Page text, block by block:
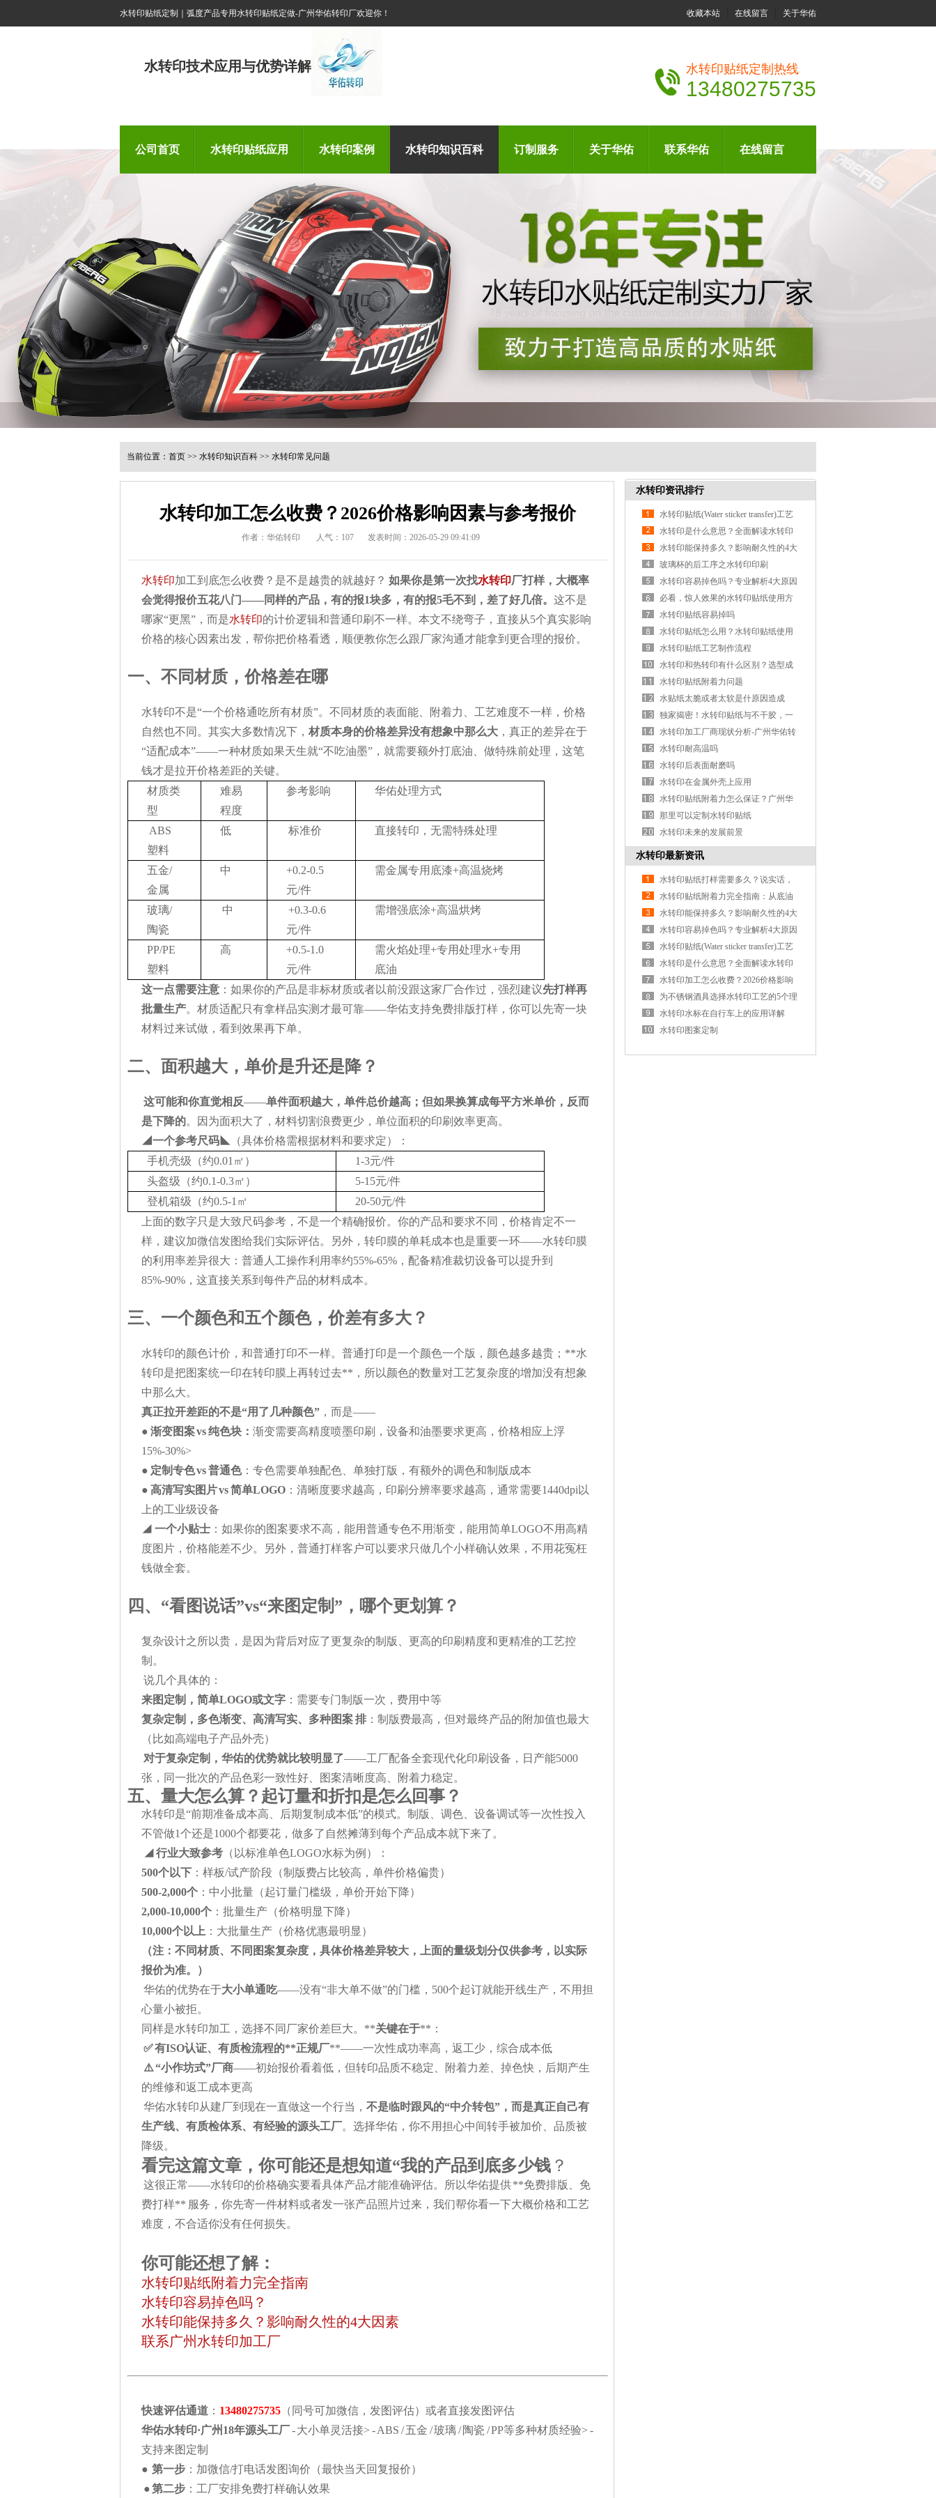
水转印贴纸定制｜弧度产品专用水转印贴纸定做-广州华佑转印厂欢迎你！ 收藏本站 在线留言 关于华佑
水转印技术应用与优势详解 水转印贴纸定制热线
13480275735
公司首页 水转印贴纸应用 水转印案例 水转印知识百科 订制服务 关于华佑 联系华佑 在线留言
当前位置： 首页 >> 水转印知识百科 >> 水转印常见问题
水转印加工怎么收费？2026价格影响因素与参考报价
作者：华佑转印 人气：107 发表时间：2026-05-29 09:41:09
水转印加工到底怎么收费？是不是越贵的就越好？ 如果你是第一次找水转印厂打样，大概率
会觉得报价五花八门——同样的产品，有的报1块多，有的报5毛不到，差了好几倍。 这不是
哪家“更黑”，而是水转印的计价逻辑和普通印刷不一样。本文不绕弯子，直接从5个真实影响
价格的核心因素出发，帮你把价格看透，顺便教你怎么跟厂家沟通才能拿到更合理的报价。
一、不同材质，价格差在哪
水转印不是“一个价格通吃所有材质”。不同材质的表面能、附着力、工艺难度不一样，价格
自然也不同。其实大多数情况下， 材质本身的价格差异没有想象中那么大 ，真正的差异在于
“适配成本”——一种材质如果天生就“不吃油墨”，就需要额外打底油、做特殊前处理，这笔
钱才是拉开价格差距的关键。
材质类
型
难易
程度
参考影响 华佑处理方式
ABS
塑料
低 标准价 直接转印，无需特殊处理
五金/
金属
中
+0.2-0.5
元/件
需金属专用底漆+高温烧烤
玻璃/
陶瓷
中
+0.3-0.6
元/件
需增强底涂+高温烘烤
PP/PE
塑料
高
+0.5-1.0
元/件
需火焰处理+专用处理水+专用
底油
这一点需要注意 ：如果你的产品是非标材质或者以前没跟这家厂合作过，强烈建议先打样再
批量生产。材质适配只有拿样品实测才最可靠——华佑支持免费排版打样，你可以先寄一块
材料过来试做，看到效果再下单。
二、面积越大，单价是升还是降？
这可能和你直觉相反——单件面积越大，单件总价越高；但如果换算成每平方米单价，反而
是下降的。因为面积大了，材料切割浪费更少，单位面积的印刷效率更高。
◢一个参考尺码◣
（具体价格需根据材料和要求定）：
手机壳级（约0.01㎡）
1-3元/件
头盔级（约0.1-0.3㎡）
5-15元/件
登机箱级（约0.5-1㎡
20-50元/件
上面的数字只是大致尺码参考，不是一个精确报价。你的产品和要求不同，价格肯定不一
样，建议加微信发图给我们实际评估。另外，转印膜的单耗成本也是重要一环——水转印膜
的利用率差异很大：普通人工操作利用率约55%-65%，配备精准裁切设备可以提升到
85%-90%，这直接关系到每件产品的材料成本。
三、一个颜色和五个颜色，价差有多大？
水转印的颜色计价，和普通打印不一样。普通打印是一个颜色一个版，颜色越多越贵；**水
转印是把图案统一印在转印膜上再转过去**，所以颜色的数量对工艺复杂度的增加没有想象
中那么大。
真正拉开差距的不是“用了几种颜色” ，而是——
● 渐变图案 vs 纯色块： 渐变需要高精度喷墨印刷，设备和油墨要求更高，价格相应上浮
15%-30%>
● 定制专色 vs 普通色：专色需要单独配色、单独打版，有额外的调色和制版成本
● 高清写实图片 vs 简单LOGO：清晰度要求越高，印刷分辨率要求越高，通常需要1440dpi以
上的工业级设备
◢ 一个小贴士：如果你的图案要求不高，能用普通专色不用渐变，能用简单LOGO不用高精
度图片，价格能差不少。另外，普通打样客户可以要求只做几个小样确认效果，不用花冤枉
钱做全套。
四、“看图说话”vs“来图定制”，哪个更划算？
复杂设计之所以贵，是因为背后对应了更复杂的制版、更高的印刷精度和更精准的工艺控
制。
说几个具体的：
来图定制，简单LOGO或文字 ：需要专门制版一次，费用中等
复杂定制，多色渐变、高清写实、多种图案 排：制版费最高，但对最终产品的附加值也最大
（比如高端电子产品外壳）
对于复杂定制，华佑的优势就比较明显了——工厂配备全套现代化印刷设备，日产能5000
张，同一批次的产品色彩一致性好、图案清晰度高、附着力稳定。
五、量大怎么算？起订量和折扣是怎么回事？
水转印是“前期准备成本高、后期复制成本低”的模式。制版、调色、设备调试等一次性投入
不管做1个还是1000个都要花，做多了自然摊薄到每个产品成本就下来了。
◢ 行业大致参考 （以标准单色LOGO水标为例）：
500个以下 ：样板/试产阶段（制版费占比较高，单件价格偏贵）
500-2,000个 ：中小批量（起订量门槛级，单价开始下降）
2,000-10,000个 ：批量生产（价格明显下降）
10,000个以上 ：大批量生产（价格优惠最明显）
（注：不同材质、不同图案复杂度，具体价格差异较大，上面的量级划分仅供参考，以实际
报价为准。）
华佑的优势在于大小单通吃——没有“非大单不做”的门槛，500个起订就能开线生产，不用担
心量小被拒。
同样是水转印加工，选择不同厂家价差巨大。**关键在于**：
✅ 有ISO认证、有质检流程的**正规厂**——一次性成功率高，返工少，综合成本低
⚠️ “小作坊式”厂商——初始报价看着低，但转印品质不稳定、附着力差、掉色快，后期产生
的维修和返工成本更高
华佑水转印从建厂到现在一直做这一个行当， 不是临时跟风的“中介转包”，而是真正自己有
生产线、有质检体系、有经验的源头工厂。选择华佑，你不用担心中间转手被加价、品质被
降级。
看完这篇文章，你可能还是想知道“我的产品到底多少钱 ？
这很正常——水转印的价格确实要看具体产品才能准确评估。所以华佑提供 **免费排版、免
费打样** 服务，你先寄一件材料或者发一张产品照片过来，我们帮你看一下大概价格和工艺
难度，不合适你没有任何损失。
你可能还想了解：
水转印贴纸附着力完全指南
水转印容易掉色吗？
水转印能保持多久？影响耐久性的4大因素
联系广州水转印加工厂
快速评估通道 ： 13480275735 （同号可加微信，发图评估）或者直接发图评估
华佑水转印·广州18年源头工厂- 大小单灵活接> - ABS / 五金 / 玻璃 / 陶瓷 / PP等多种材质经验> -
支持来图定制
● 第一步 ：加微信/打电话发图询价（最快当天回复报价）
●第二步 ：工厂安排免费打样确认效果
水转印资讯排行
水转印贴纸(Water sticker transfer)工艺
流程详解：从制版到成品，一篇讲透
水转印是什么意思？全面解读水转印
技术原理、分类与应用
水转印能保持多久？影响耐久性的4大
因素
玻璃杯的后工序之水转印印刷
水转印容易掉色吗？专业解析4大原因
与使用寿命
必看，惊人效果的水转印贴纸使用方
法
水转印贴纸容易掉吗
水转印贴纸怎么用？水转印贴纸使用
祥细说明
水转印贴纸工艺制作流程
水转印和热转印有什么区别？选型成
本效率对比
水转印贴纸附着力问题
水贴纸太脆或者太软是什原因造成
的？
独家揭密！水转印贴纸与不干胶，一
文看懂区别！
水转印加工厂商现状分析-广州华佑转
印厂家分享
水转印耐高温吗
水转印后表面耐磨吗
水转印在金属外壳上应用
水转印贴纸附着力怎么保证？广州华
佑转印专业靠谱
那里可以定制水转印贴纸
水转印未来的发展前景
水转印最新资讯
水转印贴纸打样需要多久？说实话，
这事儿没你想的那么慢
水转印贴纸附着力完全指南：从底油
到烘烤的7 个关键控制点
水转印能保持多久？影响耐久性的4大
因素
水转印容易掉色吗？专业解析4大原因
与使用寿命
水转印贴纸(Water sticker transfer)工艺
流程详解：从制版到成品，一篇讲透
水转印是什么意思？全面解读水转印
技术原理、分类与应用
水转印加工怎么收费？2026价格影响
因素与参考报价
为不锈钢酒具选择水转印工艺的5个理
由
水转印水标在自行车上的应用详解
（专业厂家完整指南）
水转印图案定制